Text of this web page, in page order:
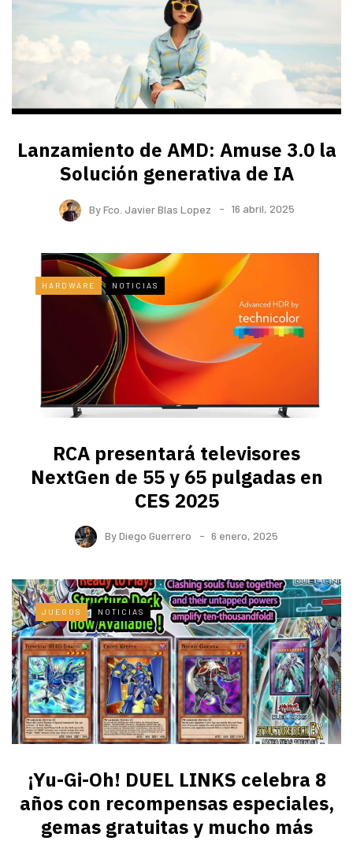
Lanzamiento de AMD: Amuse 3.0 la
Solución generativa de IA
ByFco. Javier Blas Lopez 16 abril, 2025
HARDWARE NOTICIAS
RCA presentará televisores
NextGen de 55 y 65 pulgadas en
CES 2025
ByDiego Guerrero 6 enero, 2025
JUEGOS NOTICIAS
¡Yu-Gi-Oh! DUEL LINKS celebra 8
años con recompensas especiales,
gemas gratuitas y mucho más